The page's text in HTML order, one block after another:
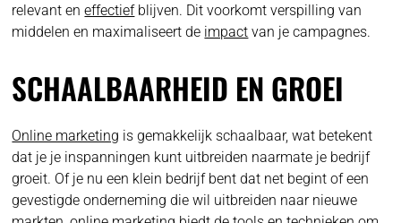
relevant eneffectiefblijven. Dit voorkomt verspilling van
middelen en maximaliseert de impact van je campagnes.
SCHAALBAARHEID EN GROEI
Online marketing is gemakkelijk schaalbaar, wat betekent
dat je je inspanningen kunt uitbreiden naarmate je bedrijf
groeit. Of je nu een klein bedrijf bent dat net begint of een
gevestigde onderneming die wil uitbreiden naar nieuwe